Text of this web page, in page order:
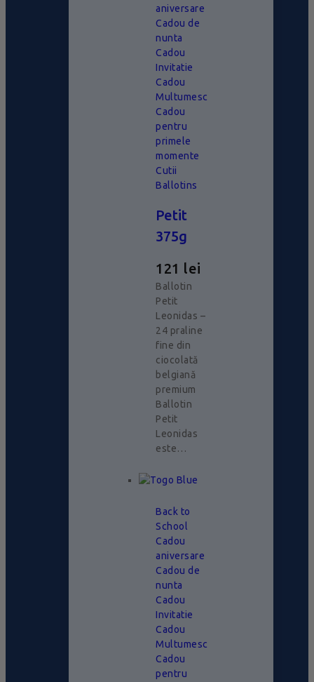
aniversare
Cadou de
nunta
Cadou
Invitatie
Cadou
Multumesc
Cadou
pentru
primele
momente
Cutii
Ballotins
Petit
375g
121 lei
Ballotin
Petit
Leonidas –
24 praline
fine din
ciocolată
belgiană
premium
Ballotin
Petit
Leonidas
este…
Back to
School
Cadou
aniversare
Cadou de
nunta
Cadou
Invitatie
Cadou
Multumesc
Cadou
pentru